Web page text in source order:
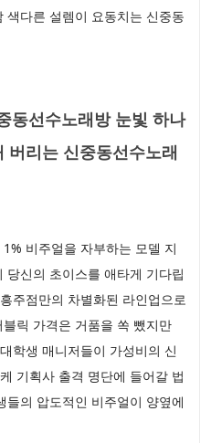
다른 설렘이 요동치는 신중동
동선수노래방 눈빛 하나
버리는 신중동선수노래
비주얼을 자부하는 모델 지
신의 초이스를 애타게 기다립
주점만의 차별화된 라인업으로
릭 가격은 거품을 쏙 뺐지만
학생 매니저들이 가성비의 신
기획사 출격 명단에 들어갈 법
의 압도적인 비주얼이 양옆에